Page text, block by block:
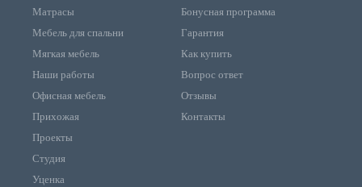
Матрасы
Мебель для спальни
Мягкая мебель
Наши работы
Офисная мебель
Прихожая
Проекты
Студия
Уценка
Бонусная программа
Гарантия
Как купить
Вопрос ответ
Отзывы
Контакты